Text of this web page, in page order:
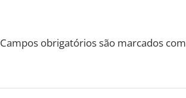
Campos obrigatórios são marcados com